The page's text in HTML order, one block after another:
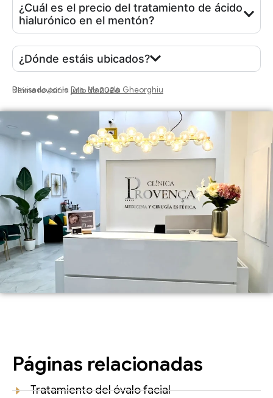
¿Cuál es el precio del tratamiento de ácido
hialurónico en el mentón?
¿Dónde estáis ubicados?
Revisado por la Dra. Manuela Gheorghiu
Última revisión: julio de 2026
Páginas relacionadas
Tratamiento del óvalo facial